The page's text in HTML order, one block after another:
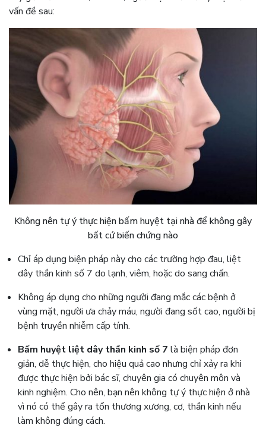
vấn đề sau:
Không nên tự ý thực hiện bấm huyệt tại nhà để không gây
bất cứ biến chứng nào
Chỉ áp dụng biện pháp này cho các trường hợp đau, liệt
dây thần kinh số 7 do lạnh, viêm, hoặc do sang chấn.
Không áp dụng cho những người đang mắc các bệnh ở
vùng mặt, người ưa chảy máu, người đang sốt cao, người bị
bệnh truyền nhiễm cấp tính.
Bấm huyệt liệt dây thần kinh số 7 là biện pháp đơn
giản, dễ thực hiện, cho hiệu quả cao nhưng chỉ xảy ra khi
được thực hiện bởi bác sĩ, chuyên gia có chuyên môn và
kinh nghiệm. Cho nên, bạn nên không tự ý thực hiện ở nhà
vì nó có thể gây ra tổn thương xương, cơ, thần kinh nếu
làm không đúng cách.